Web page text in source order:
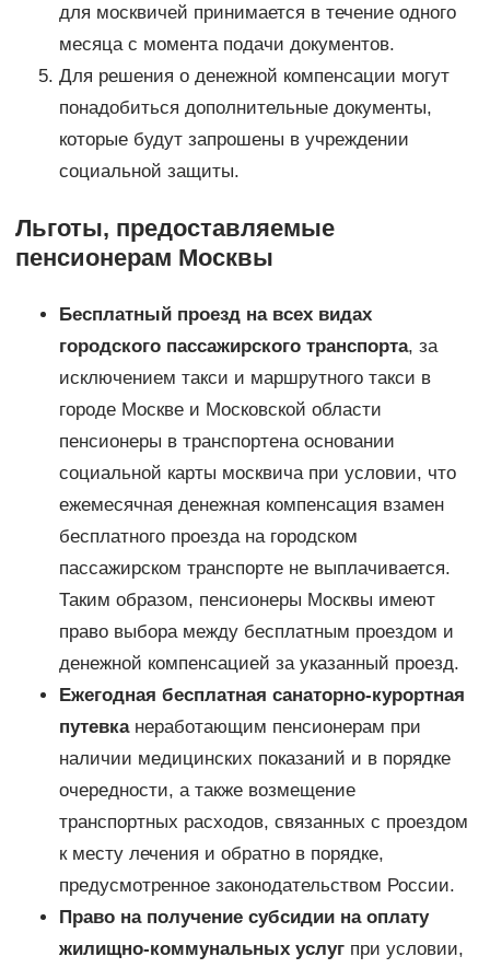
для москвичей принимается в течение одного
месяца с момента подачи документов.
Для решения о денежной компенсации могут
понадобиться дополнительные документы,
которые будут запрошены в учреждении
социальной защиты.
Льготы, предоставляемые
пенсионерам Москвы
Бесплатный проезд на всех видах
городского пассажирского транспорта, за
исключением такси и маршрутного такси в
городе Москве и Московской области
пенсионеры в транспортена основании
социальной карты москвича при условии, что
ежемесячная денежная компенсация взамен
бесплатного проезда на городском
пассажирском транспорте не выплачивается.
Таким образом, пенсионеры Москвы имеют
право выбора между бесплатным проездом и
денежной компенсацией за указанный проезд.
Ежегодная бесплатная санаторно-курортная
путевканеработающим пенсионерам при
наличии медицинских показаний и в порядке
очередности, а также возмещение
транспортных расходов, связанных с проездом
к месту лечения и обратно в порядке,
предусмотренное законодательством России.
Право на получение субсидии на оплату
жилищно-коммунальных услугпри условии,